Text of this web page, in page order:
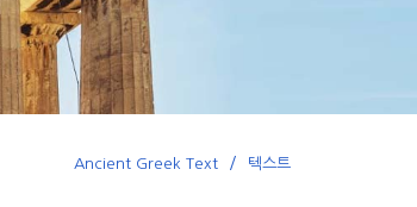
Ancient Greek Text 텍스트